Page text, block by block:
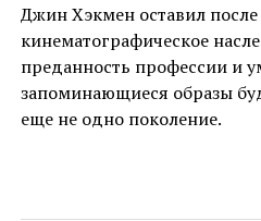
Джин Хэкмен оставил
кинематографическое
преданность профессии и
запоминающиеся образы
еще не одно поколение.